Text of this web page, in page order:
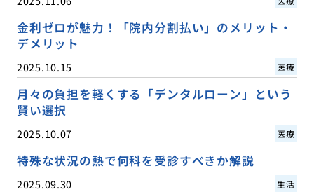
金利ゼロが魅力！「院内分割払い」のメリット・
デメリット
2025.10.15 医療
月々の負担を軽くする「デンタルローン」という
賢い選択
2025.10.07 医療
特殊な状況の熱で何科を受診すべきか解説
2025.09.30 生活